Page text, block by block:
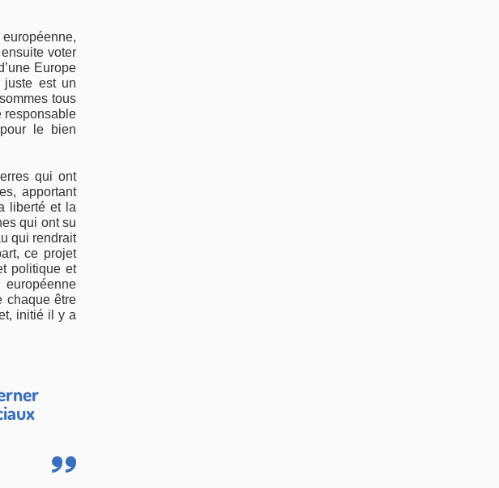
voter
Europe
juste est un
tous
responsable
le bien
qui ont
apportant
liberté et la
qui ont su
qui rendrait
ce projet
politique et
chaque être
initié il y a